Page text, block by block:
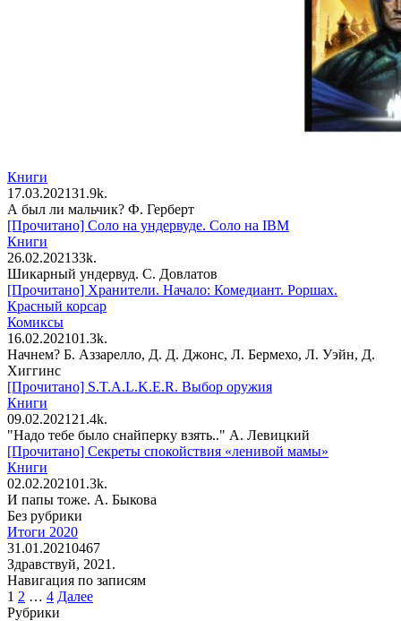
Книги
17.03.202131.9k.
А был ли мальчик? Ф. Герберт
[Прочитано] Соло на ундервуде. Соло на IBM
Книги
26.02.202133k.
Шикарный ундервуд. С. Довлатов
[Прочитано] Хранители. Начало: Комедиант. Роршах.
Красный корсар
Комиксы
16.02.202101.3k.
Начнем? Б. Аззарелло, Д. Д. Джонс, Л. Бермехо, Л. Уэйн, Д.
Хиггинс
[Прочитано] S.T.A.L.K.E.R. Выбор оружия
Книги
09.02.2021 21.4k.
"Надо тебе было снайперку взять.." А. Левицкий
[Прочитано] Секреты спокойствия «ленивой мамы»
Книги
02.02.202101.3k.
И папы тоже. А. Быкова
Без рубрики
Итоги 2020
31.01.20210467
Здравствуй, 2021.
Навигация по записям
1 2 … 4 Далее
Рубрики